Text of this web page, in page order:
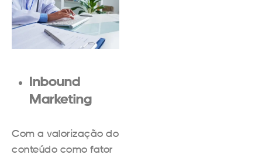
Inbound
Marketing
Com a valorização do
conteúdo como fator